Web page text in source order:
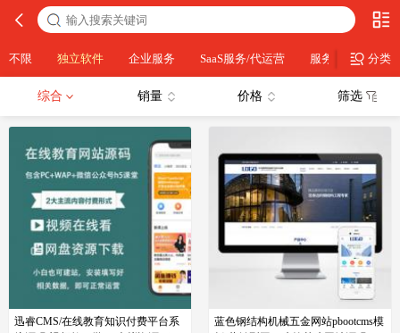
不限 独立软件 企业服务 SaaS服务/代运营 服务器运维 分类
综合 销量 价格 筛选
迅睿CMS/在线教育知识付费平台系
蓝色钢结构机械五金网站pbootcms模